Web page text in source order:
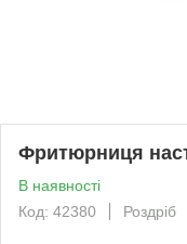
Фритюрниця
В наявності
Код: 42380
Роздріб